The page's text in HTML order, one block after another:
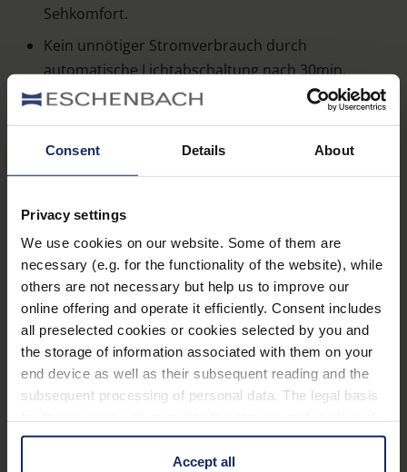
Consent Details About
Privacy settings
We use cookies on our website. Some of them are
necessary (e.g. for the functionality of the website), while
others are not necessary but help us to improve our
online offering and operate it efficiently. Consent includes
all preselected cookies or cookies selected by you and
the storage of information associated with them on your
end device as well as their subsequent reading and the
subsequent processing of personal data. The legal basis
information is Art. 25 para. 1 TDDDG and with regard to
the processing of personal data Art. 6 para. 1 lit. a
Accept all
Sehkomfort.
Kein unnötiger Stromverbrauch durch
automatische Lichtabschaltung nach 30min.
Ausstattung
Ein Plus an Sehkomfort.
Kombination aus Meniskus- und asphärischer
randscharfe, verzeichnungsfreie Abbildung.
Gleichmäßig helle, blendfreie Ausleuchtung durch
zwei SMD-LEDs.
Integrierter, vorschaltbarer Orangefilter für
zweite, warme Farbtemperatur.
Hartschaumetui im Lieferumfang enthalten.
Mehr erfahren
Technische Daten